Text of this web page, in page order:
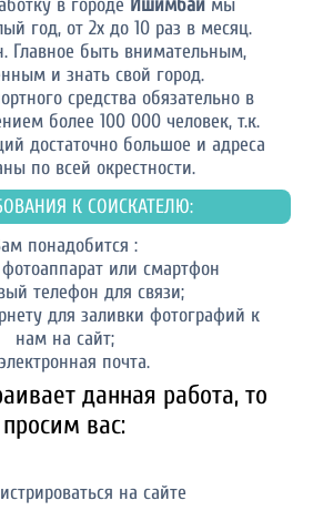
в городе Ишимбай мы
год, от 2х до 10 раз в месяц.
Главное быть внимательным,
и знать свой город.
средства обязательно в
более 100 000 человек, т.к.
достаточно большое и адреса
по всей окрестности.
К СОИСКАТЕЛЮ:
понадобится :
или смартфон
телефон для связи;
для заливки фотографий к
нам на сайт;
почта.
данная работа, то
просим вас:
на сайте